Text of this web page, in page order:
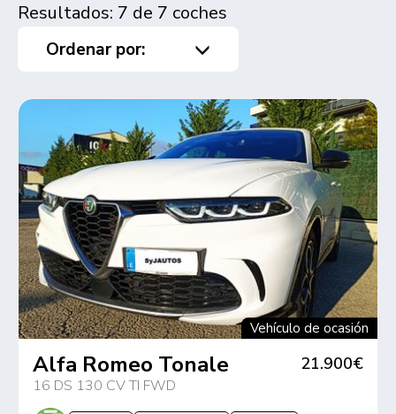
Resultados: 7 de 7 coches
Ordenar por:
Vehículo de ocasión
Alfa Romeo Tonale
16 DS 130 CV TI FWD
21.900€